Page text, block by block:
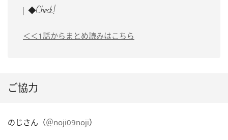
◆Check!
＜＜1話からまとめ読みはこちら
ご協力
のじさん（＠noji09noji）